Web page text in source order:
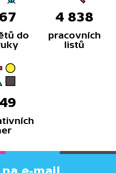
do
4 838
pracovních
listů